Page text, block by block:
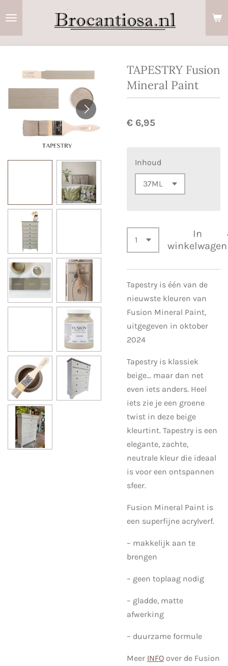
TAPESTRY Fusion
Mineral Paint
€ 6,95
Inhoud
In
winkelwagen
Tapestry is één van de
nieuwste kleuren van
Fusion Mineral Paint,
uitgegeven in oktober
2024
Tapestry is klassiek
beige… maar dan net
even iets anders. Heel
iets zie je een groene
twist in deze beige
kleurtint. Tapestry is een
elegante, zachte,
neutrale kleur die ideaal
is voor een ontspannen
sfeer.
Fusion Mineral Paint is
een superfijne acrylverf.
– makkelijk aan te
brengen
– geen toplaag nodig
– gladde, matte
afwerking
– duurzame formule
Meer INFO over de Fusion